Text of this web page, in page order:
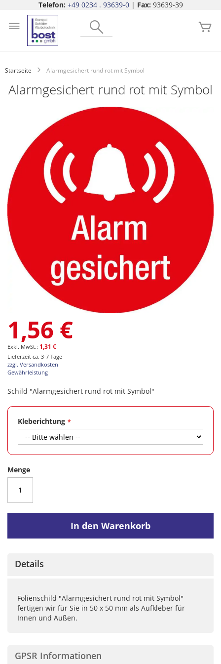
Telefon: +49 0234 . 93639-0| Fax: 93639-39
springen
Startseite Alarmgesichert rund rot mit Symbol
Alarmgesichert rund rot mit Symbol
Bildgalerie
springen
Anfang
der
Bildgalerie
springen
1,56 €
1,31 €
Lieferzeit ca. 3-7 Tage
zzgl. Versandkosten
Gewährleistung
Schild "Alarmgesichert rund rot mit Symbol"
Kleberichtung
Menge
In den Warenkorb
Details
Folienschild "Alarmgesichert rund rot mit Symbol"
fertigen wir für Sie in 50 x 50 mm als Aufkleber für
Innen und Außen.
GPSR Informationen